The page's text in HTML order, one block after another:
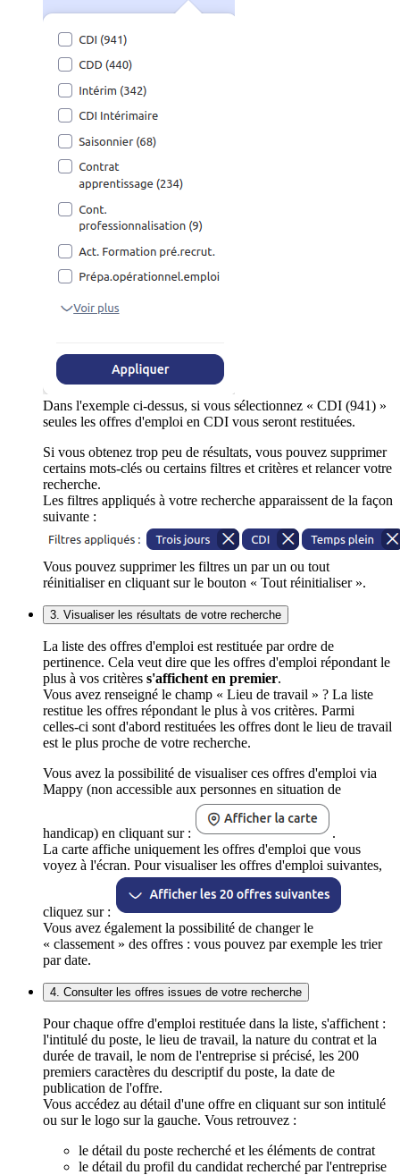
Dans l'exemple ci-dessus, si vous sélectionnez « CDI (941) »
seules les offres d'emploi en CDI vous seront restituées.
Si vous obtenez trop peu de résultats, vous pouvez supprimer
certains mots-clés ou certains filtres et critères et relancer votre
recherche.
Les filtres appliqués à votre recherche apparaissent de la façon
suivante :
Vous pouvez supprimer les filtres un par un ou tout
réinitialiser en cliquant sur le bouton « Tout réinitialiser ».
3. Visualiser les résultats de votre recherche
La liste des offres d'emploi est restituée par ordre de
pertinence. Cela veut dire que les offres d'emploi répondant le
plus à vos critères s'affichent en premier.
Vous avez renseigné le champ « Lieu de travail » ? La liste
restitue les offres répondant le plus à vos critères. Parmi
celles-ci sont d'abord restituées les offres dont le lieu de travail
est le plus proche de votre recherche.
Vous avez la possibilité de visualiser ces offres d'emploi via
Mappy (non accessible aux personnes en situation de
handicap) en cliquant sur :
.
La carte affiche uniquement les offres d'emploi que vous
voyez à l'écran. Pour visualiser les offres d'emploi suivantes,
cliquez sur :
Vous avez également la possibilité de changer le
« classement » des offres : vous pouvez par exemple les trier
par date.
4. Consulter les offres issues de votre recherche
Pour chaque offre d'emploi restituée dans la liste, s'affichent :
l'intitulé du poste, le lieu de travail, la nature du contrat et la
durée de travail, le nom de l'entreprise si précisé, les 200
premiers caractères du descriptif du poste, la date de
publication de l'offre.
Vous accédez au détail d'une offre en cliquant sur son intitulé
ou sur le logo sur la gauche. Vous retrouvez :
le détail du poste recherché et les éléments de contrat
le détail du profil du candidat recherché par l'entreprise